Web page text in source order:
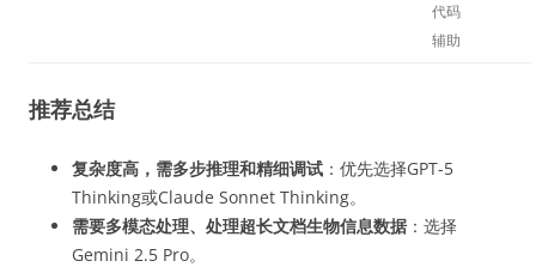
代码
辅助
推荐总结
复杂度高，需多步推理和精细调试 ：优先选择GPT-5
Thinking或Claude Sonnet Thinking。
需要多模态处理、处理超长文档生物信息数据 ：选择
Gemini 2.5 Pro。